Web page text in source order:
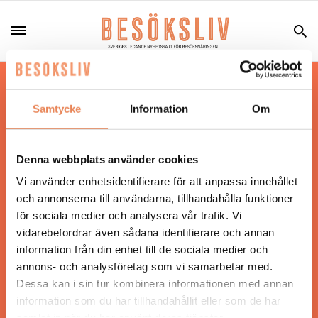
Samtycke Information Om
Denna webbplats använder cookies
Vi använder enhetsidentifierare för att anpassa innehållet
och annonserna till användarna, tillhandahålla funktioner
för sociala medier och analysera vår trafik. Vi
vidarebefordrar även sådana identifierare och annan
information från din enhet till de sociala medier och
annons- och analysföretag som vi samarbetar med.
Dessa kan i sin tur kombinera informationen med annan
information som du har tillhandahållit eller som de har
Hos oss läser du landets mest uppdaterade
nyheter och snackisar inom besöksnäringen.
Besöksliv i sin tryckta form är ett affärsmagasin
Tidningen ges ut avVisita
ANSVARIG UTGIVARE
Jonas Siljhammar
UPPHOVSRÄTT